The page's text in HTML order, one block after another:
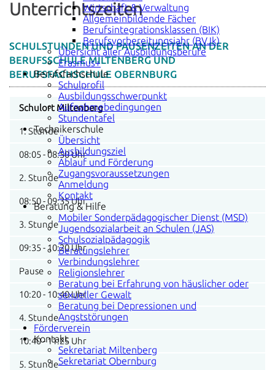
Wirtschaft & Verwaltung
Allgemeinbildende Fächer
Berufsintegrationsklassen (BIK)
Berufsvorbereitungsjahr (BVJk)
Übersicht aller Ausbildungsberufe
Erasmus+
Berufsfachschule
Schulprofil
Ausbildungsschwerpunkt
Aufnahmebedingungen
Stundentafel
Technikerschule
Übersicht
Ausbildungsziel
Ablauf und Förderung
Zugangsvoraussetzungen
Anmeldung
Kontakt
Beratung & Hilfe
Mobiler Sonderpädagogischer Dienst (MSD)
Jugendsozialarbeit an Schulen (JAS)
Schulsozialpädagogik
Beratungslehrer
Verbindungslehrer
Religionslehrer
Beratung bei Erfahrung von häuslicher oder
sexueller Gewalt
Beratung bei Depressionen und
Angststörungen
Förderverein
Kontakt
Sekretariat Miltenberg
Sekretariat Obernburg
Unterrichtszeiten
SCHULSTUNDEN UND PAUSENZEITEN AN DER
BERUFSSCHULE MILTENBERG UND
BERUFSFACHSCHULE OBERNBURG
Schulort Miltenberg
1. Stunde
08:05 - 08:50 Uhr
2. Stunde
08:50 - 09:35 Uhr
3. Stunde
09:35 - 10:20 Uhr
Pause
10:20 - 10:40 Uhr
4. Stunde
10:40 - 11:25 Uhr
5. Stunde